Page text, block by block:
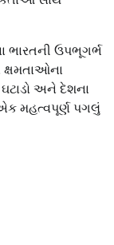
ભારતની ઉપભૂગર્ભ
ક્ષમતાઓના
અને દેશના
મહત્વપૂર્ણ પગલું